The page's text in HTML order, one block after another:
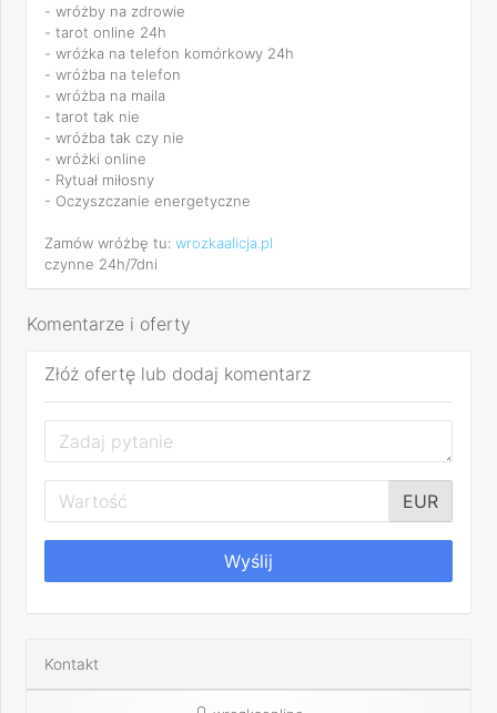
- wróżby na zdrowie
- tarot online 24h
- wróżka na telefon komórkowy 24h
- wróżba na telefon
- wróżba na maila
- tarot tak nie
- wróżba tak czy nie
- wróżki online
- Rytuał miłosny
- Oczyszczanie energetyczne
Zamów wróżbę tu: wrozkaalicja.pl
czynne 24h/7dni
Komentarze i oferty
Złóż ofertę lub dodaj komentarz
EUR
Wyślij
Kontakt